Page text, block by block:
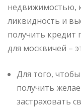
недвижимостью,
ликвидность и
получить кредит
для москвичей –
Для того,
получить
застраховать